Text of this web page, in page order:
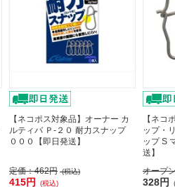
【ネコポス対象品】オーナー カ
ルティバ Ｐ-２０ 耐力スナップ
０００【即日発送】
定価：462円 (税込)
415円 (税込)
【ネコ
ップ・
ップ S
送】
オープ
328円